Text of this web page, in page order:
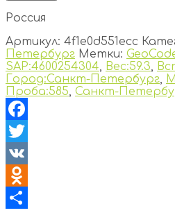
Россия
Артикул: 4f1e0d551ecc
Петербург Метки:
SAP:4600254304, Вес:59.3,
Город:Санкт-Петербург,
Проба:585, Санкт-
Facebook
Twitter
VK
Odnoklassniki